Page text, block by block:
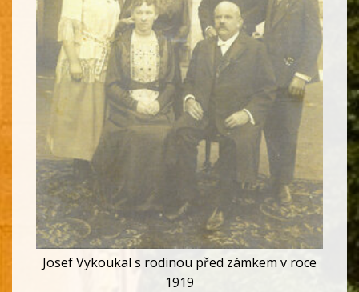
Josef Vykoukal s rodinou před zámkem v roce
1919